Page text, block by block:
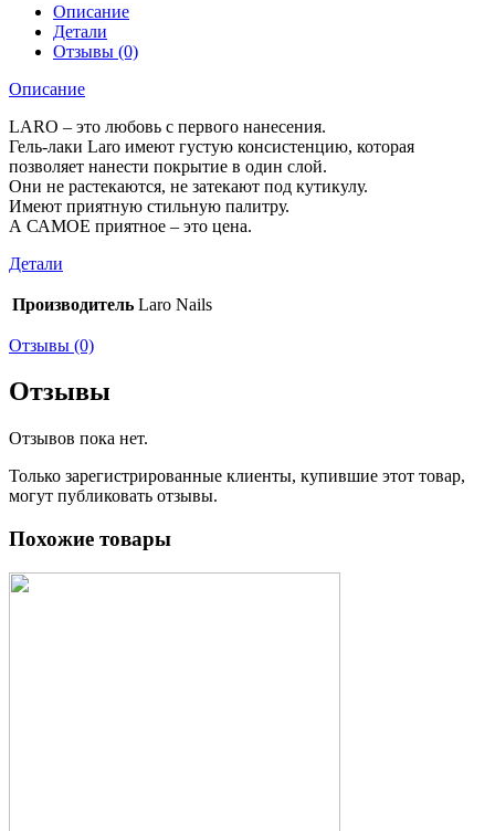
Описание
Детали
Отзывы (0)
Описание
LARO – это любовь с первого нанесения.
Гель-лаки Laro имеют густую консистенцию, которая
позволяет нанести покрытие в один слой.
Они не растекаются, не затекают под кутикулу.
Имеют приятную стильную палитру.
А САМОЕ приятное – это цена.
Детали
Производитель Laro Nails
Отзывы (0)
Отзывы
Отзывов пока нет.
Только зарегистрированные клиенты, купившие этот товар,
могут публиковать отзывы.
Похожие товары